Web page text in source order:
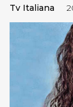
Tv Italiana